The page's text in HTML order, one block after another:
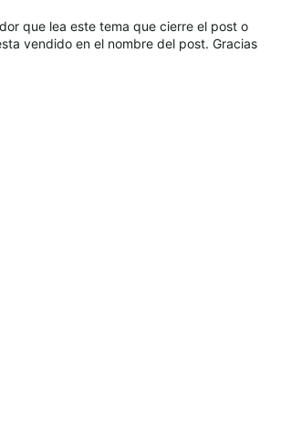
que lea este tema que cierre el post o
vendido en el nombre del post. Gracias